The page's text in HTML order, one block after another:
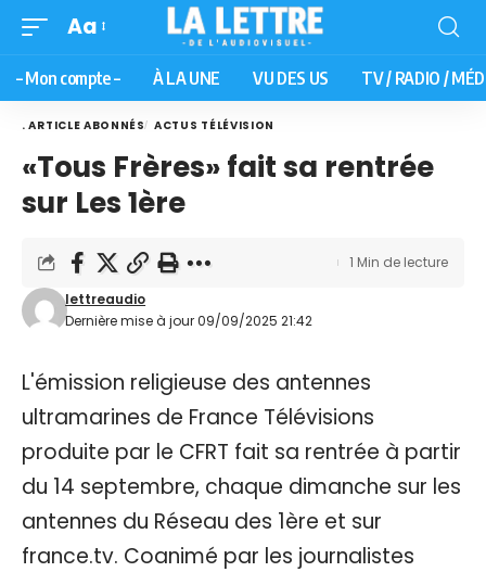
Aa
– Mon compte – À LA UNE VU DES US TV / RADIO /
. ARTICLE ABONNÉS ACTUS TÉLÉVISION
«Tous Frères» fait sa rentrée
sur Les 1ère
Dernière mise à jour 09/09/2025 21:42
lettreaudio
1 Min de lecture
L'émission religieuse des antennes
ultramarines de France Télévisions
produite par le CFRT fait sa rentrée à partir
du 14 septembre, chaque dimanche sur les
antennes du Réseau des 1ère et sur
france.tv. Coanimé par les journalistes